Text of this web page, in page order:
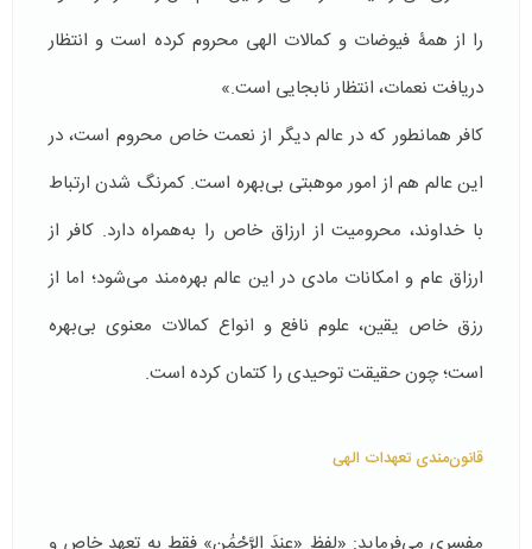
را از همۀ فیوضات و کمالات الهی محروم کرده است و انتظار
دریافت نعمات، انتظار نابجایی است.»
کافر همانطور که در عالم دیگر از نعمت خاص محروم است، در
این عالم هم از امور موهبتی بی‌بهره است. کمرنگ شدن ارتباط
با خداوند، محرومیت از ارزاق خاص را به‌همراه دارد. کافر از
ارزاق عام و امکانات مادی در این عالم بهره‌مند می‌شود؛ اما از
رزق خاص یقین، علوم نافع و انواع کمالات معنوی بی‌بهره
است؛ چون حقیقت توحیدی را کتمان کرده است.
قانون‌مندی تعهدات الهی